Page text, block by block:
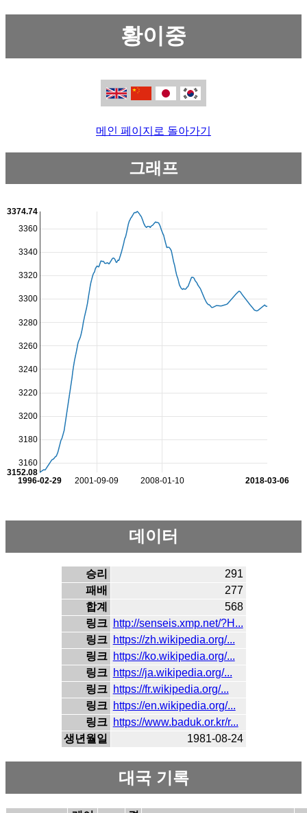
황이중
메인 페이지로 돌아가기
그래프
2001-09-09 2008-01-10
1996-02-29 2018-03-06
3160
3180
3200
3220
3240
3260
3280
3300
3320
3340
3360
3152.08
3374.74
데이터
승리
291
패배
277
합계
568
링크 http://senseis.xmp.net/?H...
링크 https://zh.wikipedia.org/...
링크 https://ko.wikipedia.org/...
링크 https://ja.wikipedia.org/...
링크 https://fr.wikipedia.org/...
링크 https://en.wikipedia.org/...
링크 https://www.baduk.or.kr/r...
생년월일
1981-08-24
대국 기록